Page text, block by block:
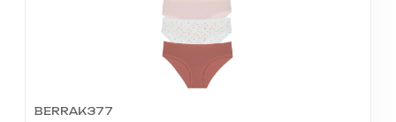
BERRAK377